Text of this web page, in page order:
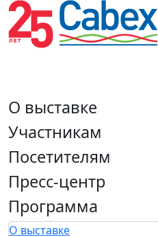
О выставке
Участникам
Посетителям
Пресс-центр
Программа
О выставке